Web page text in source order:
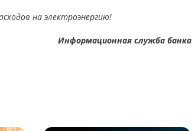
на электроэнергию!
Информационная служба банка